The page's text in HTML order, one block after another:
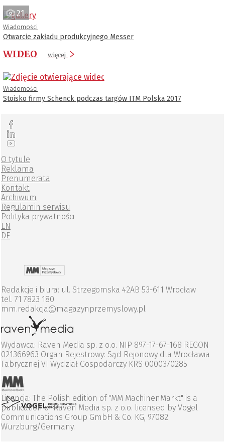
21
Wiadomości
Otwarcie zakładu produkcyjnego Messer
WIDEO więcej
Wiadomości
Stoisko firmy Schenck podczas targów ITM Polska 2017
O tytule
Reklama
Prenumerata
Kontakt
Archiwum
Regulamin serwisu
Polityka prywatności
EN
DE
Redakcje i biura: ul. Strzegomska 42AB 53-611 Wrocław
tel. 71 7823 180
mm.redakcja@magazynprzemyslowy.pl
Wydawca: Raven Media sp. z o.o. NIP 897-17-67-168 REGON
021366963 Organ Rejestrowy: Sąd Rejonowy dla Wrocławia
Fabrycznej VI Wydział Gospodarczy KRS 0000370285
Licencja: The Polish edition of "MM MachinenMarkt" is a
publication of Raven Media sp. z o.o. licensed by Vogel
Communications Group GmbH & Co. KG, 97082
Wurzburg/Germany.